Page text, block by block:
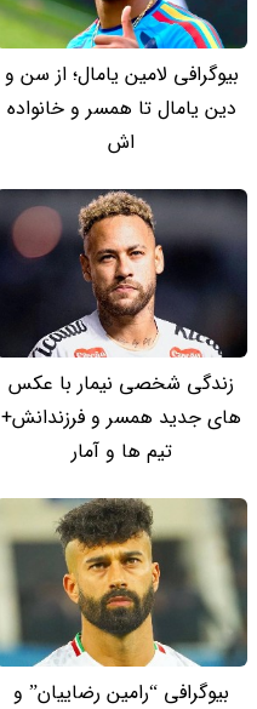
بیوگرافی لامین یامال؛ از سن و
دین یامال تا همسر و خانواده
اش
زندگی شخصی نیمار با عکس
های جدید همسر و فرزندانش+
تیم ها و آمار
بیوگرافی “رامین رضاییان” و